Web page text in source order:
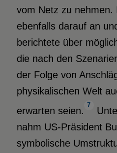
vom Netz zu nehmen.
ebenfalls darauf an
berichtete über
die nach den
der Folge von
physikalischen Welt
erwarten seien.
7
nahm US-Präsident
symbolische